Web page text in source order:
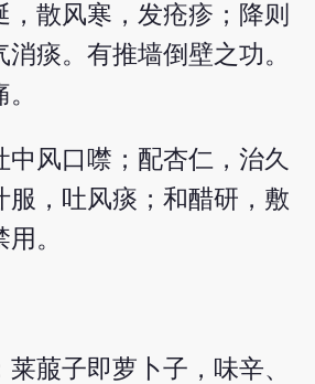
，散风寒，发疮疹；降则
痰。有推墙倒壁之功。
中风口噤；配杏仁，治久
服，吐风痰；和醋研，敷
。
莱菔子即萝卜子，味辛、